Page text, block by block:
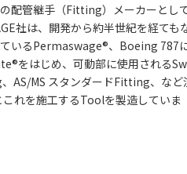
配管継手（Fitting）メーカーとし
社は、開発から約半世紀を経ても
いるPermaswage®、Boeing 787
をはじめ、可動部に使用される
AS/MS スタンダードFitting、など
れを施工するToolを製造していま